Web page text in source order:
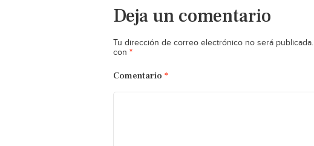
Deja un comentario
Tu dirección de correo electrónico no será publicada.
con *
Comentario *